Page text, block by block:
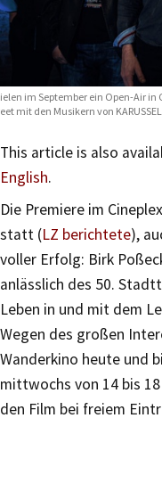
im September ein Open-Air
mit den Musikern von
This article is also
English.
Die Premiere im
statt (LZ berichtete),
voller Erfolg: Birk
anlässlich des 50.
Leben in und mit dem
Wegen des großen
Wanderkino heute und
mittwochs von 14 bis
den Film bei freiem